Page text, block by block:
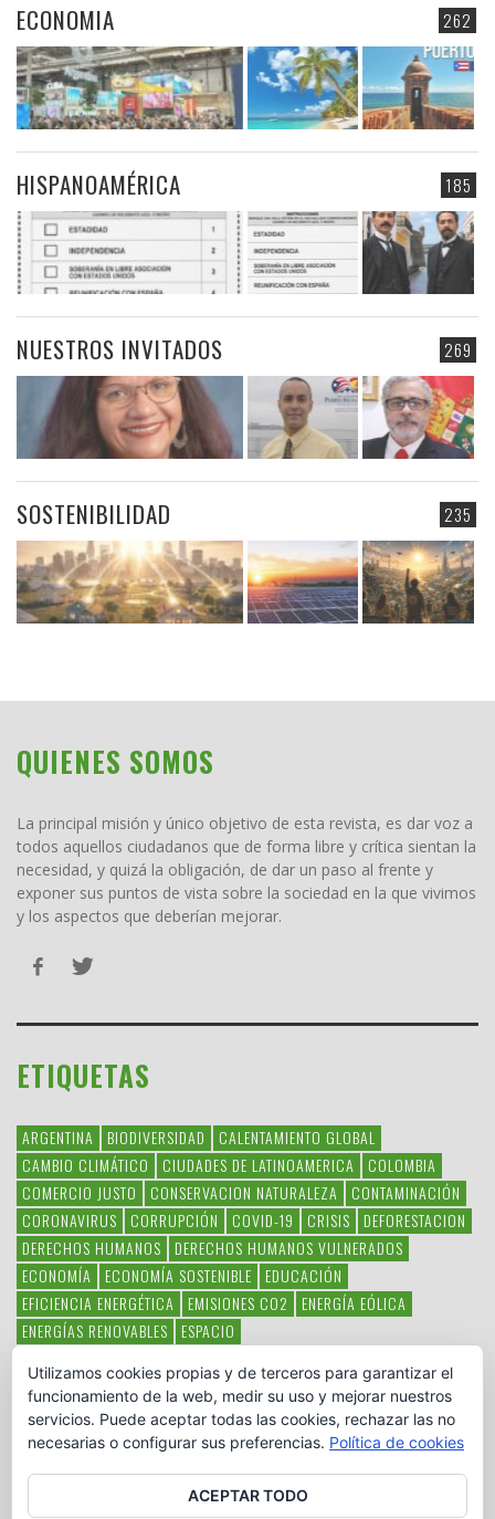
262
ECONOMIA
185
HISPANOAMÉRICA
269
NUESTROS INVITADOS
235
SOSTENIBILIDAD
QUIENES SOMOS
La principal misión y único objetivo de esta revista, es dar voz a
todos aquellos ciudadanos que de forma libre y crítica sientan la
necesidad, y quizá la obligación, de dar un paso al frente y
exponer sus puntos de vista sobre la sociedad en la que vivimos
y los aspectos que deberían mejorar.
ETIQUETAS
ARGENTINA BIODIVERSIDAD
CALENTAMIENTO GLOBAL
CAMBIO CLIMÁTICO
CIUDADES DE LATINOAMERICA
COLOMBIA
COMERCIO JUSTO
CONSERVACION NATURALEZA
CONTAMINACIÓN
CORONAVIRUS
CORRUPCIÓN COVID-19 CRISIS
DEFORESTACION
DERECHOS HUMANOS
DERECHOS HUMANOS VULNERADOS
ECONOMÍA
ECONOMÍA SOSTENIBLE
EDUCACIÓN
EFICIENCIA ENERGÉTICA
EMISIONES CO2
ENERGÍA EÓLICA
ENERGÍAS RENOVABLES
ESPACIO
HAMBRE LATINOAMÉRICA MEDIO AMBIENTE
MÉXICO
OBJETIVOS DEL MILENIO
ONGS PAZ POBREZA POESÍA
POLITICA
PUEBLOS INDÍGENAS RSC RSE
SOBERANÍA ALIMENTARIA
SOLIDARIDAD SOSTENIBILIDAD TECNOLOGÍA VERTIDO PETROLEO
Utilizamos cookies propias y de terceros para garantizar el
funcionamiento de la web, medir su uso y mejorar nuestros
servicios. Puede aceptar todas las cookies, rechazar las no
necesarias o configurar sus preferencias. Política de cookies
ACEPTAR TODO